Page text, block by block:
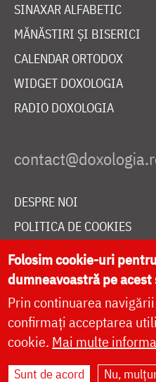
SINAXAR ALFABETIC
MĂNĂSTIRI ȘI BISERICI
CALENDAR ORTODOX
WIDGET DOXOLOGIA
RADIO DOXOLOGIA
DESPRE NOI
POLITICA DE COOKIES
DONEAZĂ ONLINE PENTRU
LIVE
Site dezvoltat de
Folosim cookie-uri
dumneavoastră pe acest
Prin continuarea
confirmați acceptarea
cookie. Mai multe
Sunt de acord Nu,